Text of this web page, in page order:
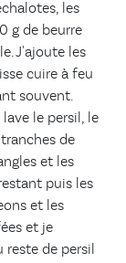
les
g de beurre
J'ajoute les
cuire à feu
souvent.
le persil, le
de
et les
puis les
et les
et je
de persil